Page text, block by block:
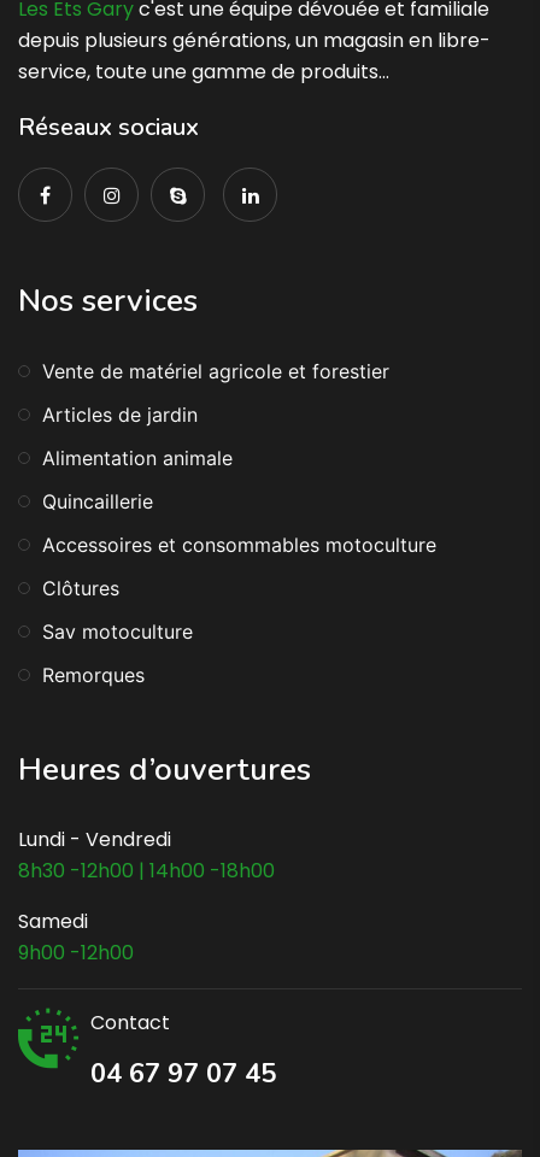
Les Ets Garyc'est une équipe dévouée et familiale
depuis plusieurs générations, un magasin en libre-
service, toute une gamme de produits…
Réseaux sociaux
Nos services
Vente de matériel agricole et forestier
Articles de jardin
Alimentation animale
Quincaillerie
Accessoires et consommables motoculture
Clôtures
Sav motoculture
Remorques
Heures d’ouvertures
Lundi - Vendredi
8h30 -12h00 | 14h00 -18h00
Samedi
9h00 -12h00
Contact
04 67 97 07 45